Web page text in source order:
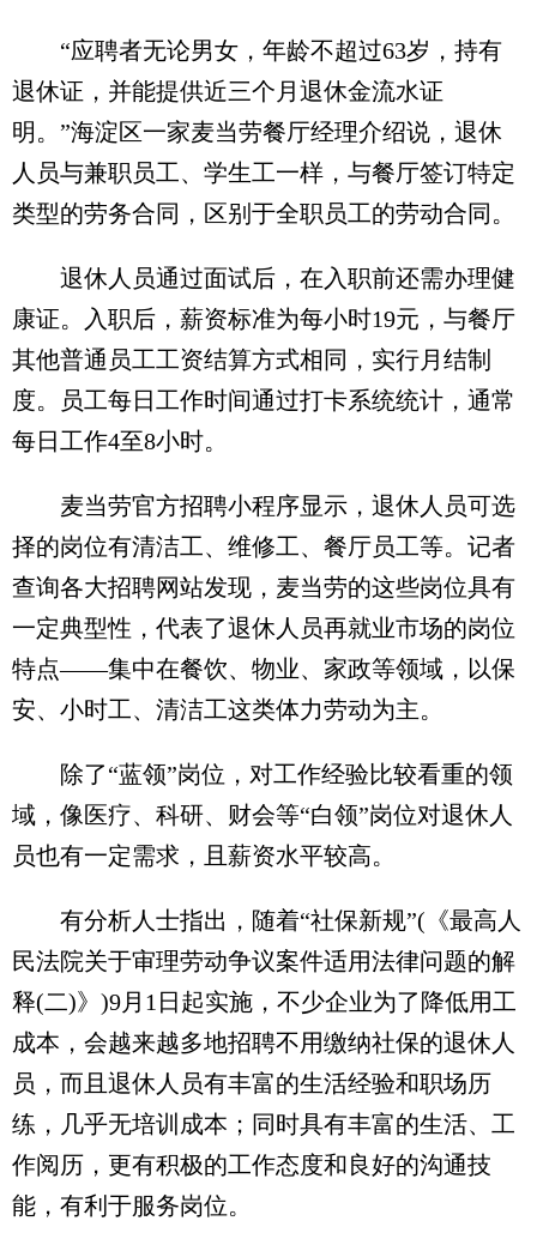
“应聘者无论男女，年龄不超过63岁，持有
退休证，并能提供近三个月退休金流水证
明。”海淀区一家麦当劳餐厅经理介绍说，退休
人员与兼职员工、学生工一样，与餐厅签订特定
类型的劳务合同，区别于全职员工的劳动合同。
退休人员通过面试后，在入职前还需办理健
康证。入职后，薪资标准为每小时19元，与餐厅
其他普通员工工资结算方式相同，实行月结制
度。员工每日工作时间通过打卡系统统计，通常
每日工作4至8小时。
麦当劳官方招聘小程序显示，退休人员可选
择的岗位有清洁工、维修工、餐厅员工等。记者
查询各大招聘网站发现，麦当劳的这些岗位具有
一定典型性，代表了退休人员再就业市场的岗位
特点——集中在餐饮、物业、家政等领域，以保
安、小时工、清洁工这类体力劳动为主。
除了“蓝领”岗位，对工作经验比较看重的领
域，像医疗、科研、财会等“白领”岗位对退休人
员也有一定需求，且薪资水平较高。
有分析人士指出，随着“社保新规”(《最高人
民法院关于审理劳动争议案件适用法律问题的解
释(二)》)9月1日起实施，不少企业为了降低用工
成本，会越来越多地招聘不用缴纳社保的退休人
员，而且退休人员有丰富的生活经验和职场历
练，几乎无培训成本；同时具有丰富的生活、工
作阅历，更有积极的工作态度和良好的沟通技
能，有利于服务岗位。